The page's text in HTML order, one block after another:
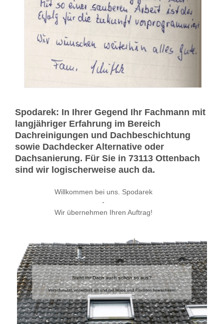
Spodarek: In Ihrer Gegend Ihr Fachmann mit
langjähriger Erfahrung im Bereich
Dachreinigungen und Dachbeschichtung
sowie Dachdecker Alternative oder
Dachsanierung. Für Sie in 73113 Ottenbach
sind wir logischerweise auch da.
Willkommen bei uns. Spodarek
-
Wir übernehmen Ihren Auftrag!